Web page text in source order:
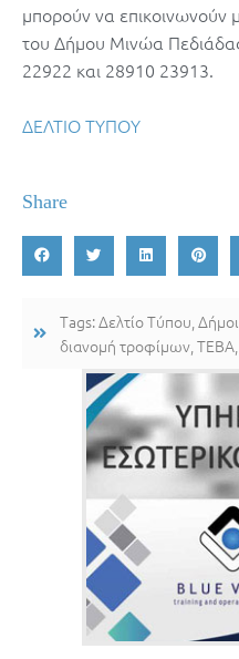
μπορούν να επικοινωνούν
του Δήμου Μινώα
22922 και 28910 23913.
ΔΕΛΤΙΟ ΤΥΠΟΥ
Share
Tags:Δελτίο Τύπου Δήμοι
διανομή τροφίμων ΤΕΒΑ